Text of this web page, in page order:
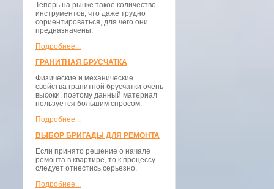
Теперь на рынке такое количество
инструментов, что даже трудно
сориентироваться, для чего они
предназначены.
Подробнее...
ГРАНИТНАЯ БРУСЧАТКА
Физические и механические
свойства гранитной брусчатки очень
высоки, поэтому данный материал
пользуется большим спросом.
Подробнее...
ВЫБОР БРИГАДЫ ДЛЯ РЕМОНТА
Если принято решение о начале
ремонта в квартире, то к процессу
следует отнестись серьезно.
Подробнее...